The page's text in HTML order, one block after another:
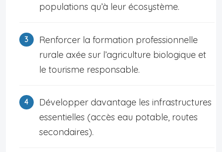
populations qu’à leur écosystème.
Renforcer la formation professionnelle
rurale axée sur l’agriculture biologique et
le tourisme responsable.
Développer davantage les infrastructures
essentielles (accès eau potable, routes
secondaires).